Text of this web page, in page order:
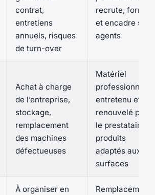
contrat,
entretiens
annuels, risques
de turn-over
recrute, forme
et encadre ses
agents
Achat à charge
de l’entreprise,
stockage,
remplacement
des machines
défectueuses
Matériel
professionnel
entretenu et
renouvelé par
le prestataire,
produits
adaptés aux
surfaces
À organiser en
Remplacement